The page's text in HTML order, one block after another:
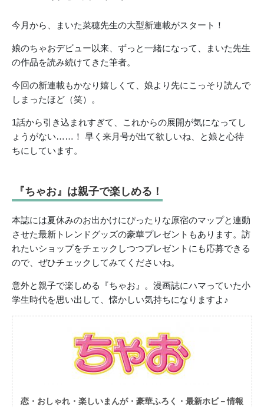
今月から、まいた菜穂先生の大型新連載がスタート！
娘のちゃおデビュー以来、ずっと一緒になって、まいた先生
の作品を読み続けてきた筆者。
今回の新連載もかなり嬉しくて、娘より先にこっそり読んで
しまったほど（笑）。
1話から引き込まれすぎて、これからの展開が気になってし
ょうがない……！ 早く来月号が出て欲しいね、と娘と心待
ちにしています。
『ちゃお』は親子で楽しめる！
本誌には夏休みのお出かけにぴったりな原宿のマップと連動
させた最新トレンドグッズの豪華プレゼントもあります。訪
れたいショップをチェックしつつプレゼントにも応募できる
ので、ぜひチェックしてみてくださいね。
意外と親子で楽しめる『ちゃお』。漫画誌にハマっていた小
学生時代を思い出して、懐かしい気持ちになりますよ♪
恋・おしゃれ・楽しいまんが・豪華ふろく・最新ホビ－情報